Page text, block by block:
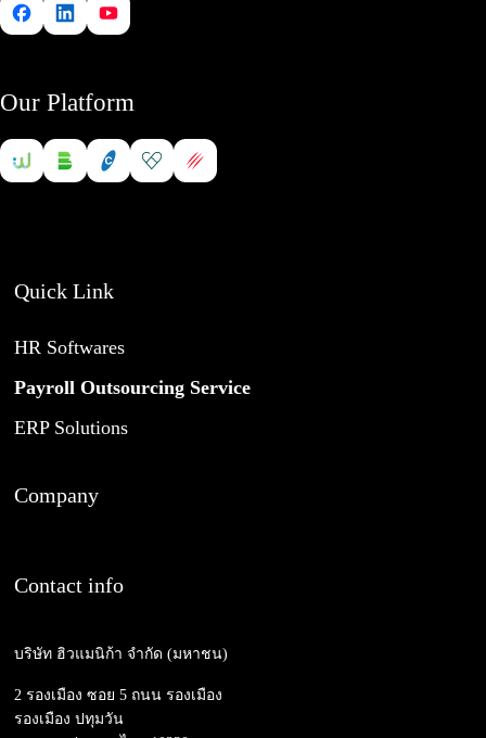
Our Platform
Quick Link
HR Softwares
Payroll Outsourcing Service
ERP Solutions
Company
Contact info
บริษัท ฮิวแมนิก้า จำกัด (มหาชน)
2 รองเมือง ซอย 5 ถนน รองเมือง
รองเมือง ปทุมวัน